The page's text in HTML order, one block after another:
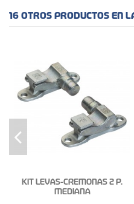
16 OTROS PRODUCTOS EN
KIT LEVAS-CREMONAS 2 P.
MEDIANA